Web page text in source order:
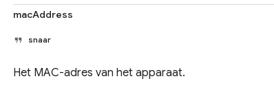
macAddress
snaar
Het MAC-adres van het apparaat.